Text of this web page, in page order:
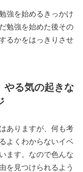
強を始めるきっかけ
勉強を始めた後その
るかをはっきりさせ
やる気の起きな
ありますが、何も考
よくわからないイベ
ます。なので色んな
を見つけられるよう